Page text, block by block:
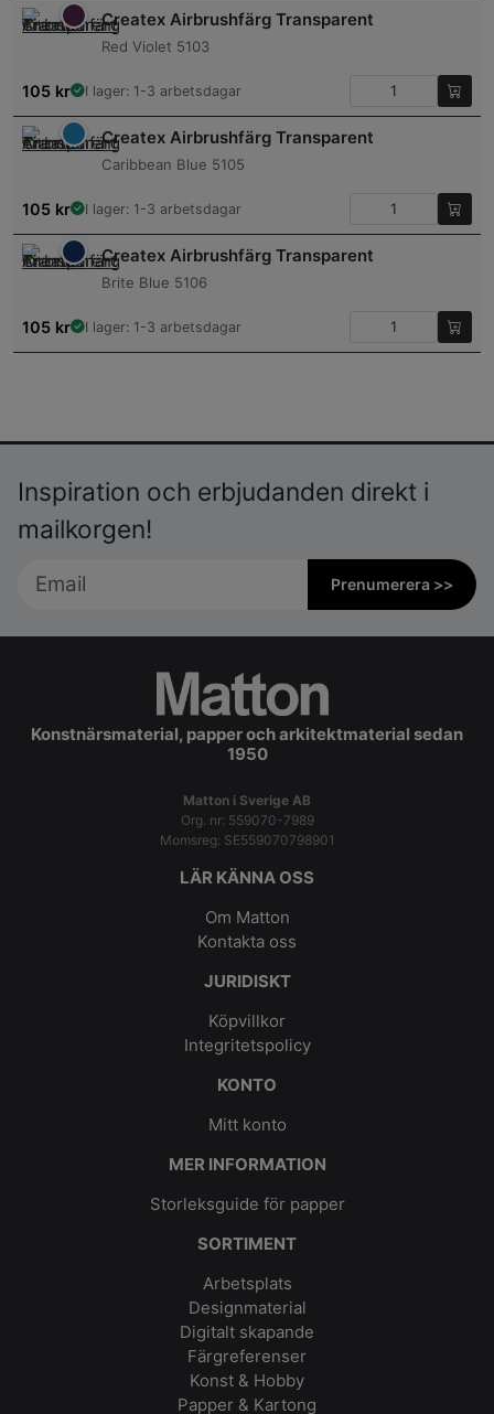
Createx Airbrushfärg Transparent
Red Violet 5103
105 kr I lager: 1-3 arbetsdagar
Createx Airbrushfärg Transparent
Caribbean Blue 5105
105 kr I lager: 1-3 arbetsdagar
Createx Airbrushfärg Transparent
Brite Blue 5106
105 kr I lager: 1-3 arbetsdagar
Inspiration och erbjudanden direkt i
mailkorgen!
Prenumerera >>
Konstnärsmaterial, papper och arkitektmaterial sedan
1950
Matton i Sverige AB
Org. nr: 559070-7989
Momsreg: SE559070798901
LÄR KÄNNA OSS
Om Matton
Kontakta oss
JURIDISKT
Köpvillkor
Integritetspolicy
KONTO
Mitt konto
MER INFORMATION
Storleksguide för papper
SORTIMENT
Arbetsplats
Designmaterial
Digitalt skapande
Färgreferenser
Konst & Hobby
Papper & Kartong